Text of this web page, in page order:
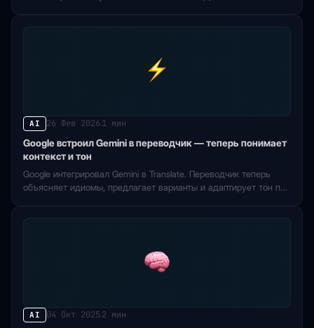
AI 26 Фев 2026 1 мин
Google встроил Gemini в переводчик — теперь понимает
контекст и тон
Google интегрировал Gemini в Translate. Переводчик теперь
объясняет идиомы, предлагает варианты и адаптирует тон под
AI 04 Окт 2025 2 мин